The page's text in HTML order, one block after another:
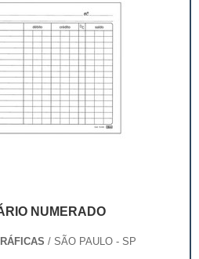
NUMERADO
/ SÃO PAULO - SP